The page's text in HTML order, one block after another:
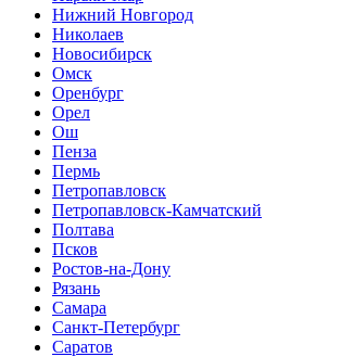
Нижний Новгород
Николаев
Новосибирск
Омск
Оренбург
Орел
Ош
Пенза
Пермь
Петропавловск
Петропавловск-Камчатский
Полтава
Псков
Ростов-на-Дону
Рязань
Самара
Санкт-Петербург
Саратов